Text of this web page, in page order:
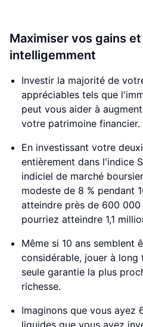
Maximiser vos gains
intelligemment
Investir la majorité de
appréciables tels que
peut vous aider à
votre patrimoine financier.
En investissant votre
entièrement dans l'indice
indiciel de marché
modeste de 8 % pendant
atteindre près de 600 000
pourriez atteindre 1,1
Même si 10 ans semblent
considérable, jouer à
seule garantie la plus
richesse.
Imaginons que vous
liquides que vous avez